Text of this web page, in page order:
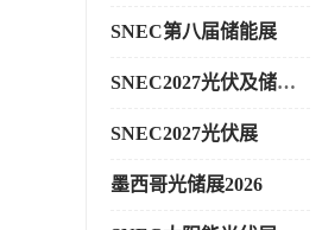
SNEC第八届储能展
SNEC2027光伏及储能展
SNEC2027光伏展
墨西哥光储展2026